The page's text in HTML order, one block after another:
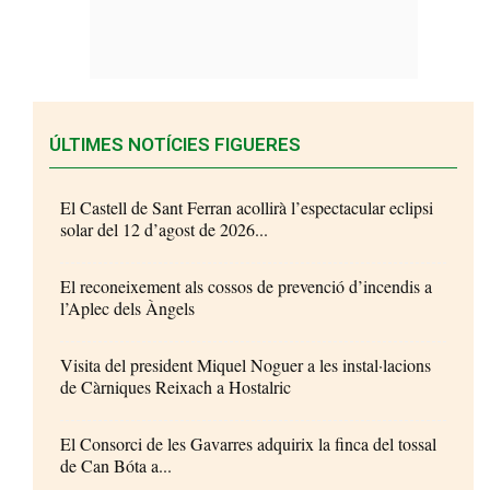
ÚLTIMES NOTÍCIES FIGUERES
El Castell de Sant Ferran acollirà l’espectacular eclipsi
solar del 12 d’agost de 2026...
El reconeixement als cossos de prevenció d’incendis a
l’Aplec dels Àngels
Visita del president Miquel Noguer a les instal·lacions
de Càrniques Reixach a Hostalric
El Consorci de les Gavarres adquirix la finca del tossal
de Can Bóta a...